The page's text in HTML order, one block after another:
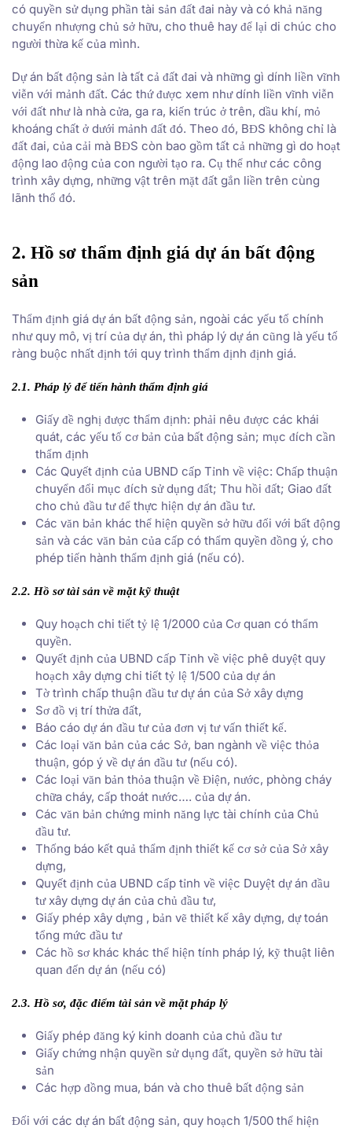
có quyền sử dụng phần tài sản đất đai này và có khả năng
chuyển nhượng chủ sở hữu, cho thuê hay để lại di chúc cho
người thừa kế của mình.
Dự án bất động sản là tất cả đất đai và những gì dính liền vĩnh
viễn với mảnh đất. Các thứ được xem như dính liền vĩnh viễn
với đất như là nhà cửa, ga ra, kiến trúc ở trên, dầu khí, mỏ
khoáng chất ở dưới mảnh đất đó. Theo đó, BĐS không chỉ là
đất đai, của cải mà BĐS còn bao gồm tất cả những gì do hoạt
động lao động của con người tạo ra. Cụ thể như các công
trình xây dựng, những vật trên mặt đất gắn liền trên cùng
lãnh thổ đó.
2. Hồ sơ thẩm định giá dự án bất động
sản
Thẩm định giá dự án bất động sản, ngoài các yếu tố chính
như quy mô, vị trí của dự án, thì pháp lý dự án cũng là yếu tố
ràng buộc nhất định tới quy trình thẩm định định giá.
2.1. Pháp lý để tiến hành thẩm định giá
Giấy đề nghị được thẩm định: phải nêu được các khái
quát, các yếu tố cơ bản của bất động sản; mục đích cần
thẩm định
Các Quyết định của UBND cấp Tỉnh về việc: Chấp thuận
chuyển đổi mục đích sử dụng đất; Thu hồi đất; Giao đất
cho chủ đầu tư để thực hiện dự án đầu tư.
Các văn bản khác thể hiện quyền sở hữu đối với bất động
sản và các văn bản của cấp có thẩm quyền đồng ý, cho
phép tiến hành thẩm định giá (nếu có).
2.2. Hồ sơ tài sản về mặt kỹ thuật
Quy hoạch chi tiết tỷ lệ 1/2000 của Cơ quan có thẩm
quyền.
Quyết định của UBND cấp Tỉnh về việc phê duyệt quy
hoạch xây dựng chi tiết tỷ lệ 1/500 của dự án
Tờ trình chấp thuận đầu tư dự án của Sở xây dựng
Sơ đồ vị trí thửa đất,
Báo cáo dự án đầu tư của đơn vị tư vấn thiết kế.
Các loại văn bản của các Sở, ban ngành về việc thỏa
thuận, góp ý về dự án đầu tư (nếu có).
Các loại văn bản thỏa thuận về Điện, nước, phòng cháy
chữa cháy, cấp thoát nước…. của dự án.
Các văn bản chứng minh năng lực tài chính của Chủ
đầu tư.
Thống báo kết quả thẩm định thiết kế cơ sở của Sở xây
dựng,
Quyết định của UBND cấp tỉnh về việc Duyệt dự án đầu
tư xây dựng dự án của chủ đầu tư,
Giấy phép xây dựng , bản vẽ thiết kế xây dựng, dự toán
tổng mức đầu tư
Các hồ sơ khác khác thể hiện tính pháp lý, kỹ thuật liên
quan đến dự án (nếu có)
2.3. Hồ sơ, đặc điểm tài sản về mặt pháp lý
Giấy phép đăng ký kinh doanh của chủ đầu tư
Giấy chứng nhận quyền sử dụng đất, quyền sở hữu tài
sản
Các hợp đồng mua, bán và cho thuê bất động sản
Đối với các dự án bất động sản, quy hoạch 1/500 thể hiện